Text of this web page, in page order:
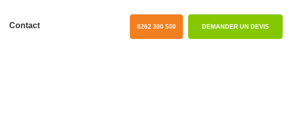
Contact 0262 300 500 DEMANDER UN DEVIS